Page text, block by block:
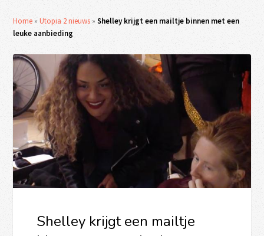
Home »Utopia 2 nieuws »Shelley krijgt een mailtje binnen met een
leuke aanbieding
Shelley krijgt een mailtje